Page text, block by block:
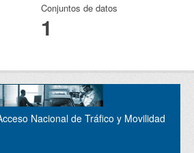
Conjuntos de datos
1
Nacional de Tráfico y Movilidad